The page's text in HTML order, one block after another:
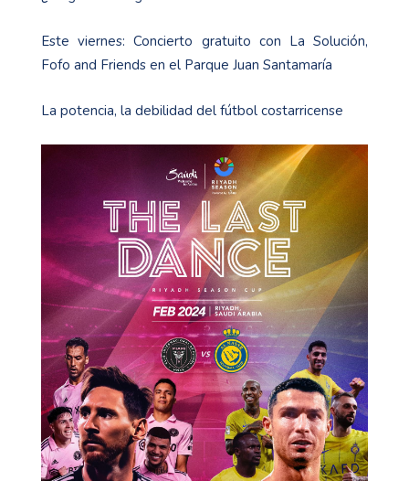
Este viernes: Concierto gratuito con La Solución,
Fofo and Friends en el Parque Juan Santamaría
La potencia, la debilidad del fútbol costarricense